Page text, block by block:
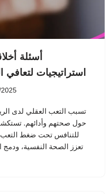
أسئلة
استراتيجيات لتعافي
تسبب التعب العقلي لدى
حول صحتهم وأدائهم. تستكشف
للتنافس تحت ضغط التعب
تعزز الصحة النفسية، ودمج